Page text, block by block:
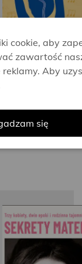
Sophie de
Baere
cookie, aby
zawartość
Aby
się